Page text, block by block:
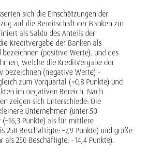
sich die Einschätzungen der
auf die Bereitschaft der Banken zur
als Saldo des Anteils der
Kreditvergabe der Banken als
(positive Werte), und des
welche die Kreditvergabe der
bezeichnen (negative Werte) –
zum Vorquartal (+0,8 Punkte) und
im negativen Bereich. Nach
zeigen sich Unterschiede: Die
Unternehmen (unter 50
Punkte) als für mittlere
250 Beschäftigte: –7,9 Punkte) und große
als 250 Beschäftigte: –14,4 Punkte).